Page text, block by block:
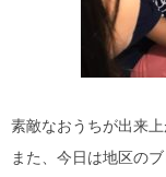
素敵なおうちが出来上
また、今日は地区の